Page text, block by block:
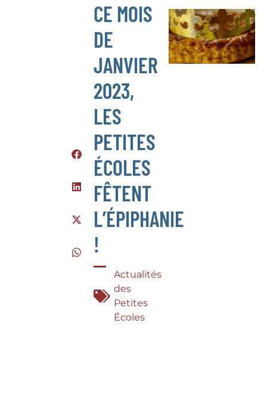
CE MOIS
DE
JANVIER
2023,
LES
PETITES
ÉCOLES
FÊTENT
L’ÉPIPHANIE
!
Actualités
des
Petites
Écoles